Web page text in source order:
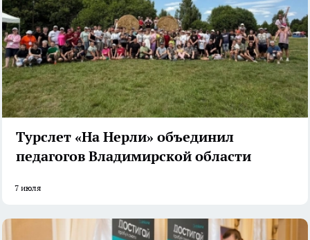
Турслет «На Нерли» объединил
педагогов Владимирской области
7 июля